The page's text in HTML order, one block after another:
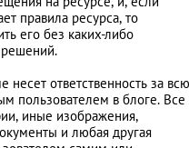
правила ресурса, то
его без каких-либо
ответственность за всю
пользователем в блоге. Все
иные изображения,
и любая другая